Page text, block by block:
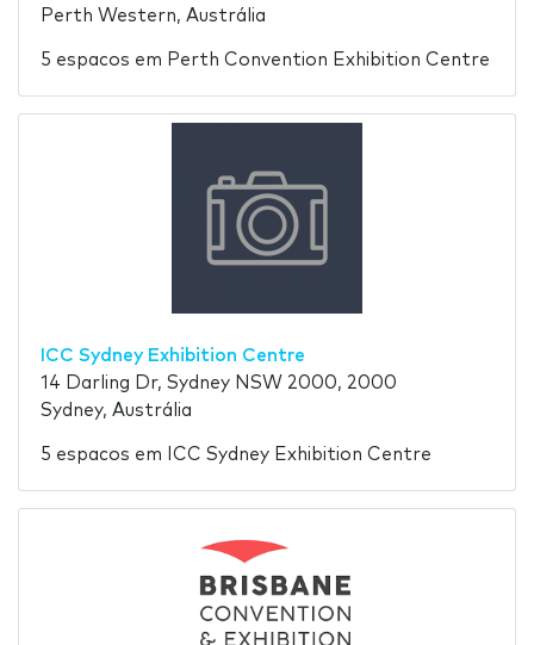
Perth Western, Austrália
5 espacos em Perth Convention Exhibition Centre
ICC Sydney Exhibition Centre
14 Darling Dr, Sydney NSW 2000, 2000
Sydney, Austrália
5 espacos em ICC Sydney Exhibition Centre